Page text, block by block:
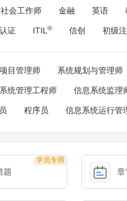
社会工作师 金融 英语
证 ITIL ® 信创 初级
目管理师 系统规划与管理师
统管理工程师 信息系统监理
程序员 信息系统运行管
学员专用
题 章